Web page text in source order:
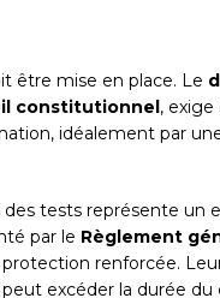
être mise en place. Le
constitutionnel, exige
idéalement par
des tests représente un
par le Règlement
protection renforcée.
excéder la durée